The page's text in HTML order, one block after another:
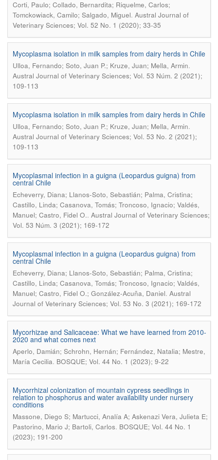
Corti, Paulo; Collado, Bernardita; Riquelme, Carlos;
Tomckowiack, Camilo; Salgado, Miguel. Austral Journal of
Veterinary Sciences; Vol. 52 No. 1 (2020); 33-35
Mycoplasma isolation in milk samples from dairy herds in Chile
Ulloa, Fernando; Soto, Juan P.; Kruze, Juan; Mella, Armin.
Austral Journal of Veterinary Sciences; Vol. 53 Núm. 2 (2021);
109-113
Mycoplasma isolation in milk samples from dairy herds in Chile
Ulloa, Fernando; Soto, Juan P.; Kruze, Juan; Mella, Armin.
Austral Journal of Veterinary Sciences; Vol. 53 No. 2 (2021);
109-113
Mycoplasmal infection in a guigna (Leopardus guigna) from
central Chile
Echeverry, Diana; Llanos-Soto, Sebastián; Palma, Cristina;
Castillo, Linda; Casanova, Tomás; Troncoso, Ignacio; Valdés,
Manuel; Castro, Fidel O.. Austral Journal of Veterinary Sciences;
Vol. 53 Núm. 3 (2021); 169-172
Mycoplasmal infection in a guigna (Leopardus guigna) from
central Chile
Echeverry, Diana; Llanos-Soto, Sebastián; Palma, Cristina;
Castillo, Linda; Casanova, Tomás; Troncoso, Ignacio; Valdés,
Manuel; Castro, Fidel O.; González-Acuña, Daniel. Austral
Journal of Veterinary Sciences; Vol. 53 No. 3 (2021); 169-172
Mycorhizae and Salicaceae: What we have learned from 2010-
2020 and what comes next
Aperlo, Damián; Schrohn, Hernán; Fernández, Natalia; Mestre,
María Cecilia. BOSQUE; Vol. 44 No. 1 (2023); 9-22
Mycorrhizal colonization of mountain cypress seedlings in
relation to phosphorus and water availability under nursery
conditions
Massone, Diego S; Martucci, Analía A; Askenazi Vera, Julieta E;
Pastorino, Mario J; Bartoli, Carlos. BOSQUE; Vol. 44 No. 1
(2023); 191-200